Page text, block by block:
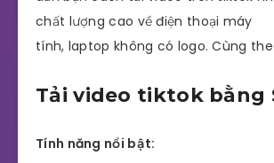
chất lượng cao về điện thoại máy
tính, laptop không có logo. Cùng
Tải video tiktok bằng
Tính năng nổi bật: